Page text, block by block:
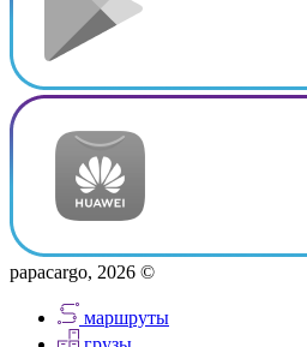
papacargo, 2026 ©
маршруты